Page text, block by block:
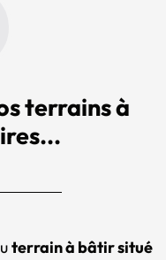
terrains à
terrain à bâtir situé